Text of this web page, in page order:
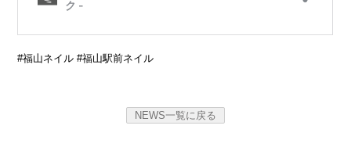
#福山ネイル #福山駅前ネイル
NEWS一覧に戻る